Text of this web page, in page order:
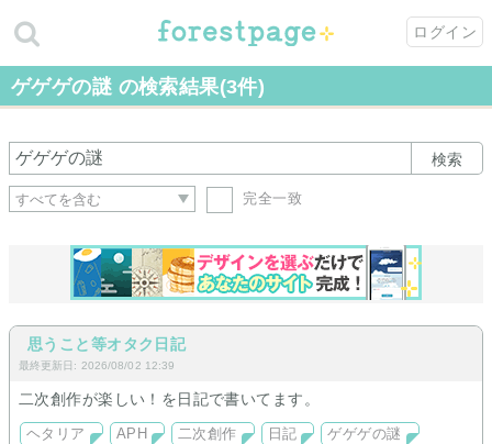
ログイン
ゲゲゲの謎 の検索結果(3件)
検索
完全一致
思うこと等オタク日記
最終更新日: 2026/08/02 12:39
二次創作が楽しい！を日記で書いてます。
ヘタリア APH 二次創作 日記
ゲゲゲの謎